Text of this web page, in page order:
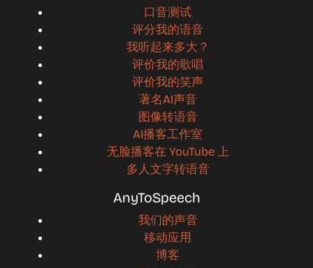
口音测试
评分我的语音
我听起来多大？
评价我的歌唱
评价我的笑声
著名AI声音
图像转语音
AI播客工作室
无脸播客在 YouTube 上
多人文字转语音
AnyToSpeech
我们的声音
移动应用
博客